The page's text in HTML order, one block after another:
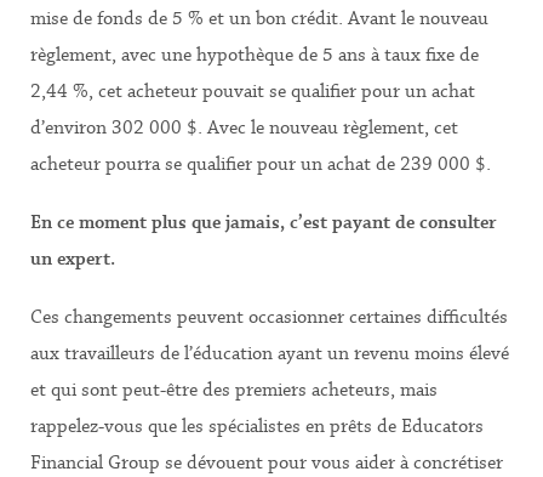
mise de fonds de 5 % et un bon crédit. Avant le nouveau
règlement, avec une hypothèque de 5 ans à taux fixe de
2,44 %, cet acheteur pouvait se qualifier pour un achat
d’environ 302 000 $. Avec le nouveau règlement, cet
acheteur pourra se qualifier pour un achat de 239 000 $.
En ce moment plus que jamais, c’est payant de consulter
un expert.
Ces changements peuvent occasionner certaines difficultés
aux travailleurs de l’éducation ayant un revenu moins élevé
et qui sont peut-être des premiers acheteurs, mais
rappelez-vous que les spécialistes en prêts de Educators
Financial Group se dévouent pour vous aider à concrétiser